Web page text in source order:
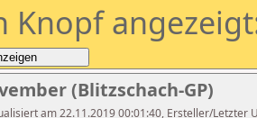
Knopf
(Blitzschach-GP)
am 22.11.2019 00:01:40, Ersteller/Letzter